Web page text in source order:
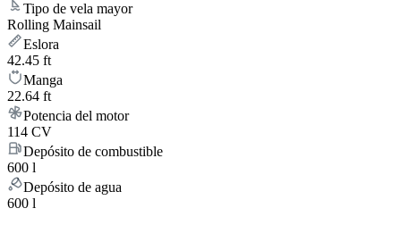
Tipo de vela mayor
Rolling Mainsail
Eslora
42.45 ft
Manga
22.64 ft
Potencia del motor
114 CV
Depósito de combustible
600 l
Depósito de agua
600 l